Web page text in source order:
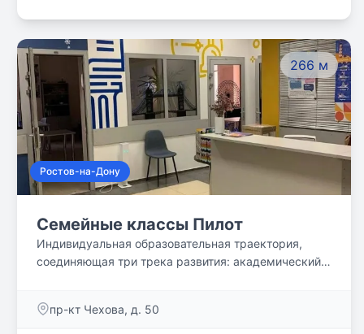
266 м
Ростов-на-Дону
Семейные классы Пилот
Индивидуальная образовательная траектория,
соединяющая три трека развития: академический,
свободен для семьи.
пр-кт Чехова, д. 50